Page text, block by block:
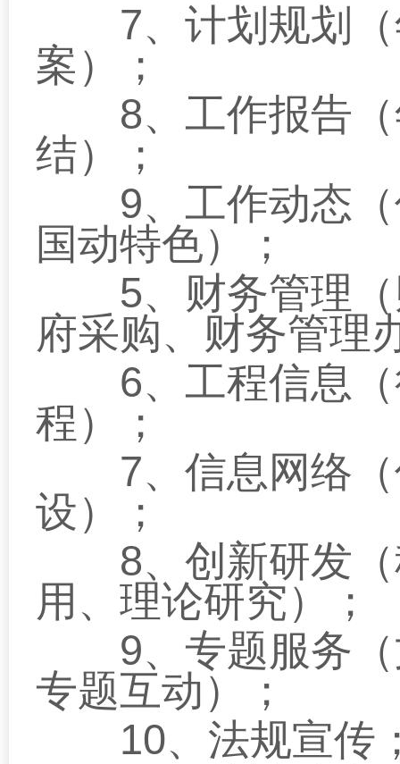
7、计划规划
案）；
8、工作报告
结）；
9、工作动态
国动特色）；
5、财务管理
府采购、财务管理
6、工程信息
程）；
7、信息网络
设）；
8、创新研发
用、理论研究）；
9、专题服务
专题互动）；
10、法规宣传